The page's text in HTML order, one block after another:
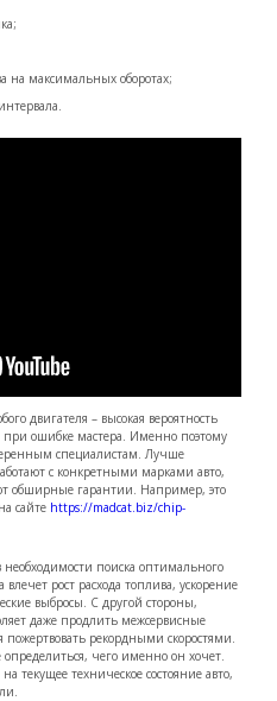
на максимальных оборотах;
двигателя – высокая вероятность
ошибке мастера. Именно поэтому
специалистам. Лучше
с конкретными марками авто,
обширные гарантии. Например, это
сайте https://madcat.biz/chip-
поиска оптимального
рост расхода топлива, ускорение
выбросы. С другой стороны,
даже продлить межсервисные
рекордными скоростями.
определиться, чего именно он хочет.
текущее техническое состояние авто,